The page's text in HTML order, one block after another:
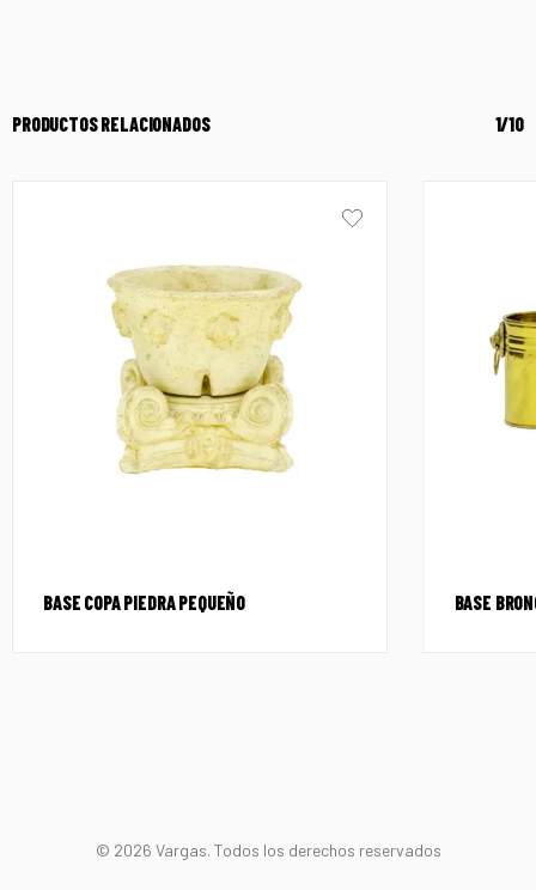
PRODUCTOS RELACIONADOS 1/10
BASE COPA PIEDRA PEQUEÑO BASE
© 2026 Vargas. Todos los derechos reservados